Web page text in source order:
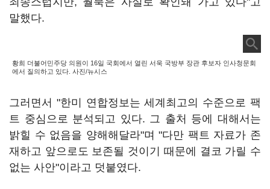
말했다.
황희 더불어민주당 의원이 16일 국회에서 열린 서욱 국방부 장관 후보자 인사청문회
에서 질의하고 있다. 사진/뉴시스
그러면서 "한미 연합정보는 세계최고의 수준으로 팩
트 중심으로 분석되고 있다. 그 출처 등에 대해서는
밝힐 수 없음을 양해해달라"며 "다만 팩트 자료가 존
재하고 앞으로도 보존될 것이기 때문에 결코 가릴 수
없는 사안"이라고 덧붙였다.